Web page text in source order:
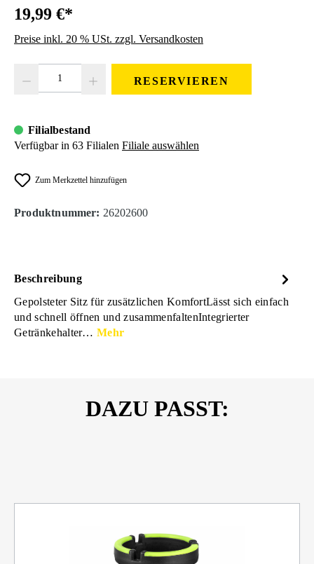
19,99 €*
Preise inkl. 20 % USt. zzgl. Versandkosten
RESERVIEREN
Filialbestand
Verfügbar in 63 Filialen Filiale auswählen
Zum Merkzettel hinzufügen
Produktnummer: 26202600
Beschreibung
Gepolsteter Sitz für zusätzlichen KomfortLässt sich einfach
und schnell öffnen und zusammenfaltenIntegrierter
Getränkehalter…Mehr
DAZU PASST: